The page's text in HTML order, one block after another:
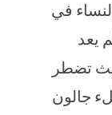
في
يعد
تضطر
جالون